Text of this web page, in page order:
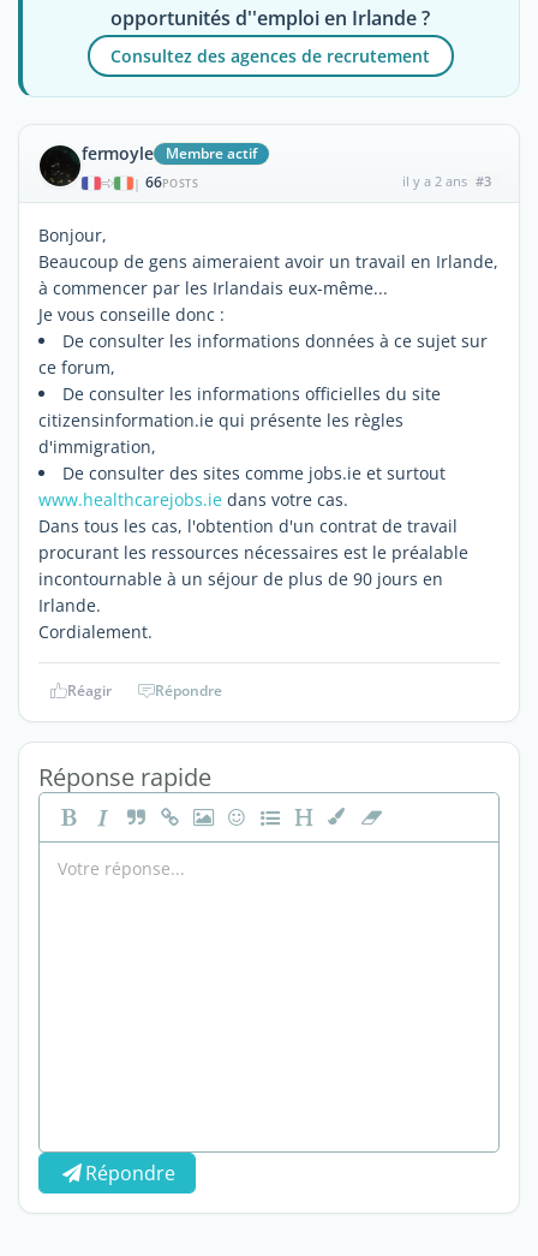
opportunités d''emploi en Irlande ?
Consultez des agences de recrutement
fermoyle Membre actif
| 66POSTS il y a 2 ans #3
Bonjour,
Beaucoup de gens aimeraient avoir un travail en Irlande,
à commencer par les Irlandais eux-même...
Je vous conseille donc :
De consulter les informations données à ce sujet sur
ce forum,
De consulter les informations officielles du site
citizensinformation.ie qui présente les règles
d'immigration,
De consulter des sites comme jobs.ie et surtout
www.healthcarejobs.ie dans votre cas.
Dans tous les cas, l'obtention d'un contrat de travail
procurant les ressources nécessaires est le préalable
incontournable à un séjour de plus de 90 jours en
Irlande.
Cordialement.
Réagir Répondre
Réponse rapide
Répondre